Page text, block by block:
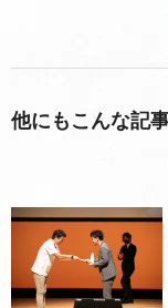
他にもこんな記